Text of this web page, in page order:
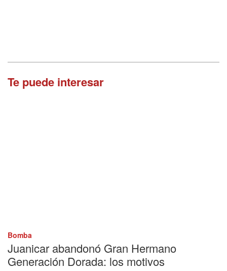
Te puede interesar
Bomba
Juanicar abandonó Gran Hermano
Generación Dorada: los motivos